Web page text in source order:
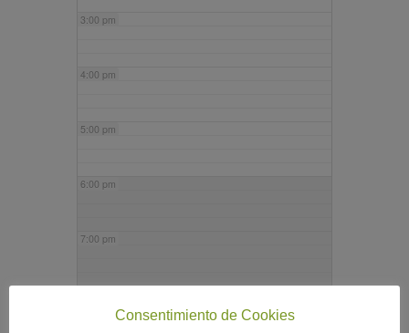
3:00 pm
4:00 pm
5:00 pm
6:00 pm
7:00 pm
Consentimiento de Cookies